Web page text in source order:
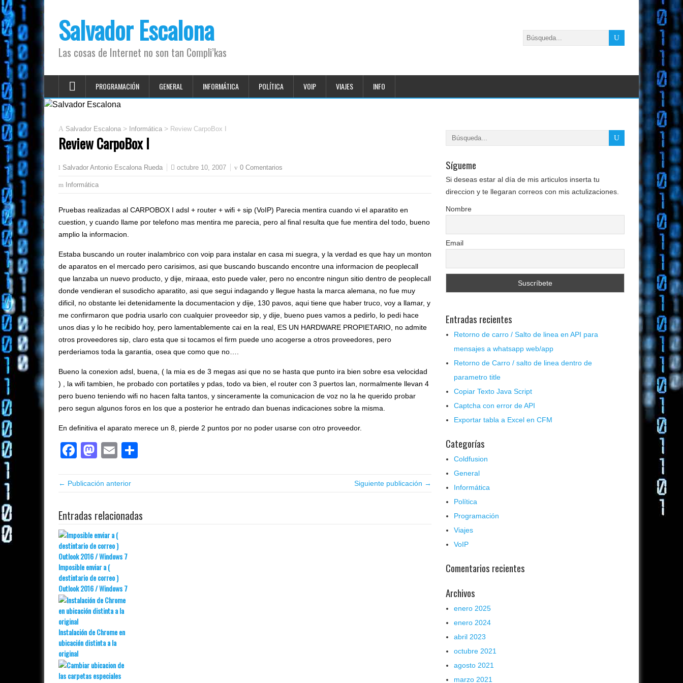
Salvador Escalona
Las cosas de Internet no son tan Compli’kas
PROGRAMACIÓN GENERAL INFORMÁTICA POLÍTICA VOIP VIAJES INFO
Salvador Escalona > Informática > Review CarpoBox I
Review CarpoBox I
Salvador Antonio Escalona Rueda octubre 10, 2007 0 Comentarios
Informática
Pruebas realizadas al CARPOBOX I adsl + router + wifi + sip (VoIP) Parecia mentira cuando vi el aparatito en
cuestion, y cuando llame por telefono mas mentira me parecia, pero al final resulta que fue mentira del todo, bueno
amplio la informacion.
Estaba buscando un router inalambrico con voip para instalar en casa mi suegra, y la verdad es que hay un monton
de aparatos en el mercado pero carisimos, asi que buscando buscando encontre una informacion de peoplecall
que lanzaba un nuevo producto, y dije, miraaa, esto puede valer, pero no encontre ningun sitio dentro de peoplecall
donde vendieran el susodicho aparatito, asi que segui indagando y llegue hasta la marca alemana, no fue muy
dificil, no obstante lei detenidamente la documentacion y dije, 130 pavos, aqui tiene que haber truco, voy a llamar, y
me confirmaron que podria usarlo con cualquier proveedor sip, y dije, bueno pues vamos a pedirlo, lo pedi hace
unos dias y lo he recibido hoy, pero lamentablemente cai en la real, ES UN HARDWARE PROPIETARIO, no admite
otros proveedores sip, claro esta que si tocamos el firm puede uno acogerse a otros proveedores, pero
perderiamos toda la garantia, osea que como que no….
Bueno la conexion adsl, buena, ( la mia es de 3 megas asi que no se hasta que punto ira bien sobre esa velocidad
) , la wifi tambien, he probado con portatiles y pdas, todo va bien, el router con 3 puertos lan, normalmente llevan 4
pero bueno teniendo wifi no hacen falta tantos, y sinceramente la comunicacion de voz no la he querido probar
pero segun algunos foros en los que a posterior he entrado dan buenas indicaciones sobre la misma.
En definitiva el aparato merece un 8, pierde 2 puntos por no poder usarse con otro proveedor.
Facebook
Mastodon
Email
← Publicación anterior Siguiente publicación →
Entradas relacionadas
Imposible enviar a (
destintario de correo )
Outlook 2016 / Windows 7
Instalación de Chrome en
ubicación distinta a la
original
Sígueme
Si deseas estar al día de mis articulos inserta tu
direccion y te llegaran correos con mis actulizaciones.
Nombre
Email
Entradas recientes
Retorno de carro / Salto de linea en API para
mensajes a whatsapp web/app
Retorno de Carro / salto de linea dentro de
parametro title
Copiar Texto Java Script
Captcha con error de API
Exportar tabla a Excel en CFM
Categorías
Coldfusion
General
Informática
Política
Programación
Viajes
VoIP
Comentarios recientes
Archivos
enero 2025
enero 2024
abril 2023
octubre 2021
agosto 2021
marzo 2021